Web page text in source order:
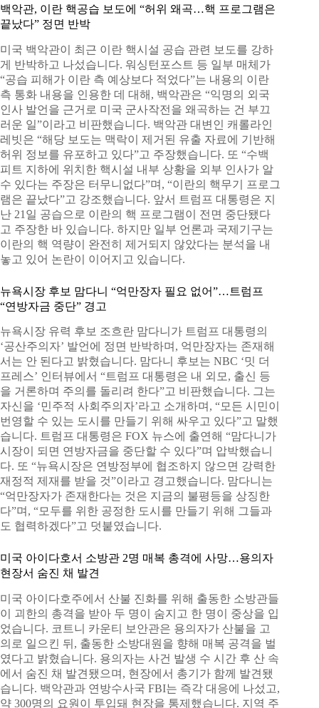
백악관, 이란 핵공습 보도에 “허위 왜곡…핵 프로그램은
끝났다” 정면 반박
미국 백악관이 최근 이란 핵시설 공습 관련 보도를 강하
게 반박하고 나섰습니다. 워싱턴포스트 등 일부 매체가
“공습 피해가 이란 측 예상보다 적었다”는 내용의 이란
측 통화 내용을 인용한 데 대해, 백악관은 “익명의 외국
인사 발언을 근거로 미국 군사작전을 왜곡하는 건 부끄
러운 일”이라고 비판했습니다. 백악관 대변인 캐롤라인
레빗은 “해당 보도는 맥락이 제거된 유출 자료에 기반해
허위 정보를 유포하고 있다”고 주장했습니다. 또 “수백
피트 지하에 위치한 핵시설 내부 상황을 외부 인사가 알
수 있다는 주장은 터무니없다”며, “이란의 핵무기 프로그
램은 끝났다”고 강조했습니다. 앞서 트럼프 대통령은 지
난 21일 공습으로 이란의 핵 프로그램이 전면 중단됐다
고 주장한 바 있습니다. 하지만 일부 언론과 국제기구는
이란의 핵 역량이 완전히 제거되지 않았다는 분석을 내
놓고 있어 논란이 이어지고 있습니다.
뉴욕시장 후보 맘다니 “억만장자 필요 없어”…트럼프
“연방자금 중단” 경고
뉴욕시장 유력 후보 조흐란 맘다니가 트럼프 대통령의
‘공산주의자’ 발언에 정면 반박하며, 억만장자는 존재해
서는 안 된다고 밝혔습니다. 맘다니 후보는 NBC ‘밋 더
프레스’ 인터뷰에서 “트럼프 대통령은 내 외모, 출신 등
을 거론하며 주의를 돌리려 한다”고 비판했습니다. 그는
자신을 ‘민주적 사회주의자’라고 소개하며, “모든 시민이
번영할 수 있는 도시를 만들기 위해 싸우고 있다”고 말했
습니다. 트럼프 대통령은 FOX 뉴스에 출연해 “맘다니가
시장이 되면 연방자금을 중단할 수 있다”며 압박했습니
다. 또 “뉴욕시장은 연방정부에 협조하지 않으면 강력한
재정적 제재를 받을 것”이라고 경고했습니다. 맘다니는
“억만장자가 존재한다는 것은 지금의 불평등을 상징한
다”며, “모두를 위한 공정한 도시를 만들기 위해 그들과
도 협력하겠다”고 덧붙였습니다.
미국 아이다호서 소방관 2명 매복 총격에 사망…용의자
현장서 숨진 채 발견
미국 아이다호주에서 산불 진화를 위해 출동한 소방관들
이 괴한의 총격을 받아 두 명이 숨지고 한 명이 중상을 입
었습니다. 코트니 카운티 보안관은 용의자가 산불을 고
의로 일으킨 뒤, 출동한 소방대원을 향해 매복 공격을 벌
였다고 밝혔습니다. 용의자는 사건 발생 수 시간 후 산 속
에서 숨진 채 발견됐으며, 현장에서 총기가 함께 발견됐
습니다. 백악관과 연방수사국 FBI는 즉각 대응에 나섰고,
약 300명의 요원이 투입돼 현장을 통제했습니다. 지역 주